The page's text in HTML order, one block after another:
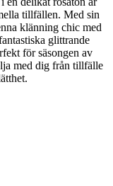
tillfällen. Med sin
klänning chic med
glittrande
för säsongen av
med dig från tillfälle